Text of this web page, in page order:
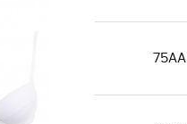
75AA